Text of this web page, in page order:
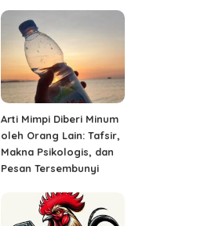
Arti Mimpi Diberi Minum
oleh Orang Lain: Tafsir,
Makna Psikologis, dan
Pesan Tersembunyi